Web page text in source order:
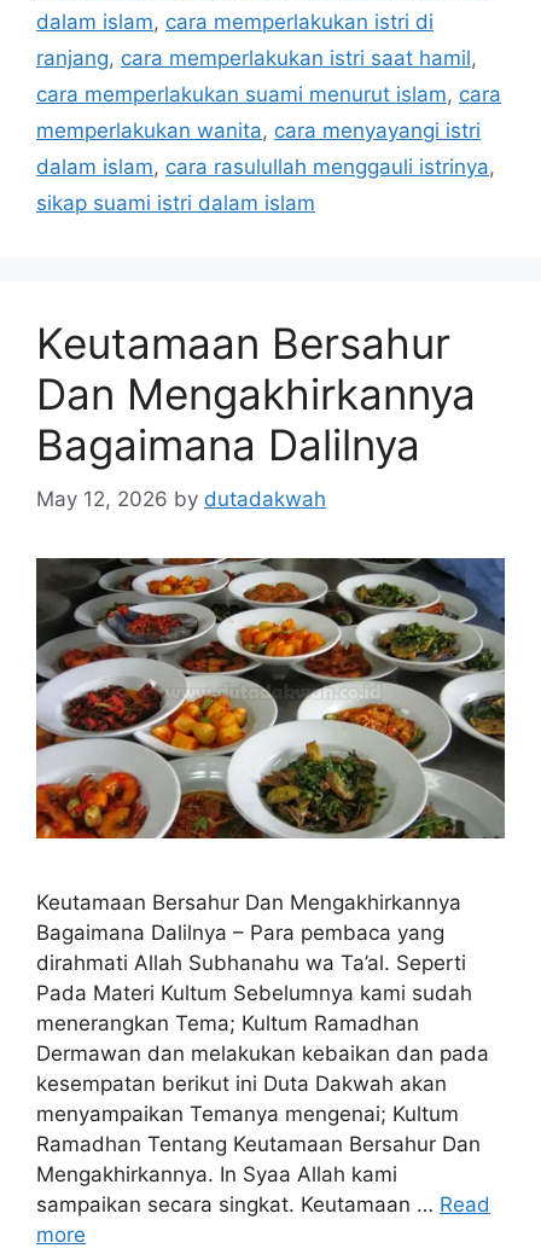
dalam islam, cara memperlakukan istri di
ranjang, cara memperlakukan istri saat hamil,
cara memperlakukan suami menurut islam, cara
memperlakukan wanita, cara menyayangi istri
dalam islam, cara rasulullah menggauli istrinya,
sikap suami istri dalam islam
Keutamaan Bersahur
Dan Mengakhirkannya
Bagaimana Dalilnya
May 12, 2026 by dutadakwah
Keutamaan Bersahur Dan Mengakhirkannya
Bagaimana Dalilnya – Para pembaca yang
dirahmati Allah Subhanahu wa Ta’al. Seperti
Pada Materi Kultum Sebelumnya kami sudah
menerangkan Tema; Kultum Ramadhan
Dermawan dan melakukan kebaikan dan pada
kesempatan berikut ini Duta Dakwah akan
menyampaikan Temanya mengenai; Kultum
Ramadhan Tentang Keutamaan Bersahur Dan
Mengakhirkannya. In Syaa Allah kami
sampaikan secara singkat. Keutamaan … Read
more